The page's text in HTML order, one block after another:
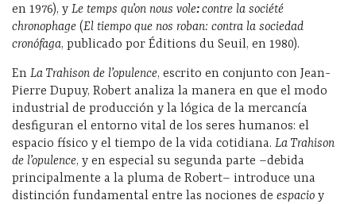
en 1976), y Le temps qu’on nous vole:contre la société
chronophage (El tiempo que nos roban: contra la sociedad
cronófaga, publicado por Éditions du Seuil, en 1980).
En La Trahison de l’opulence, escrito en conjunto con Jean-
Pierre Dupuy, Robert analiza la manera en que el modo
industrial de producción y la lógica de la mercancía
desfiguran el entorno vital de los seres humanos: el
espacio físico y el tiempo de la vida cotidiana. La Trahison
de l’opulence, y en especial su segunda parte –debida
principalmente a la pluma de Robert– introduce una
distinción fundamental entre las nociones de espacio y